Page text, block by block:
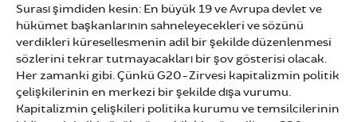
Surası şimdiden kesin: En büyük 19 ve Avrupa devlet ve
hükümet başkanlarının sahneleyecekleri ve sözünü
verdikleri küresellesmenin adil bir şekilde düzenlenmesi
sözlerini tekrar tutmayacakları bir şov gösterisi olacak.
Her zamanki gibi. Çünkü G20-Zirvesi kapitalizmin politik
çelişkilerinin en merkezi bir şekilde dışa vurumu.
Kapitalizmin çelişkileri politika kurumu ve temsilcilerinin